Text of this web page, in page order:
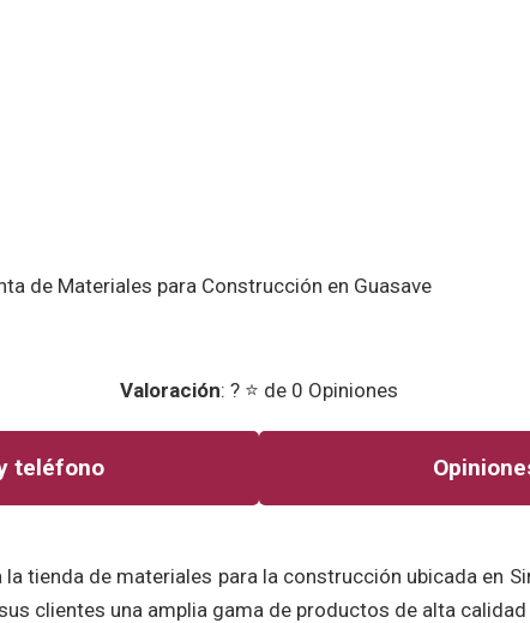
Valoración: ? ⭐ de 0 Opiniones
teléfono
tienda de materiales para la construcción ubicada en
clientes una amplia gama de productos de alta